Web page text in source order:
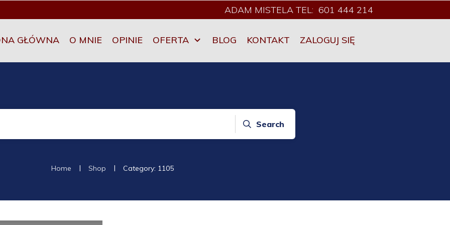
ADAM MISTELA TEL: 601 444 214
GŁÓWNA O MNIE OPINIE OFERTA BLOG KONTAKT ZALOGUJ SIĘ
Search
Home | Shop | Category: 1105